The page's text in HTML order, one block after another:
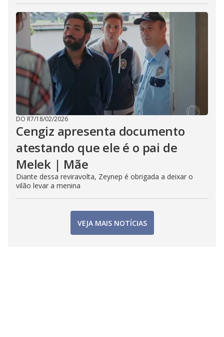
DO R7/18/02/2026
Cengiz apresenta documento
atestando que ele é o pai de
Melek | Mãe
Diante dessa reviravolta, Zeynep é obrigada a deixar o
vilão levar a menina
VEJA MAIS NOTÍCIAS